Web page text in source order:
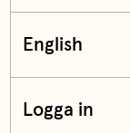
English
Logga in